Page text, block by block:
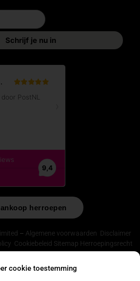
cookie toestemming
herroepen
– Algemene voorwaarden Disclaimer
Cookiebeleid Sitemap Herroepingsrecht
lingeriebym.nl/ bij
WebwinkelKeur